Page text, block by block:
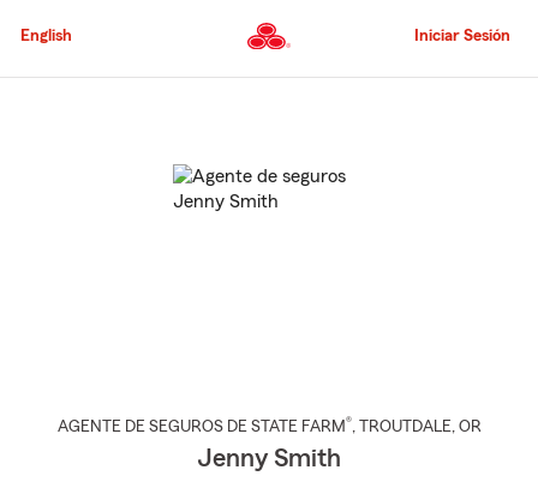
al
principal
English Iniciar Sesión
AGENTE DE SEGUROS DE STATE FARM®, TROUTDALE, OR
Jenny Smith